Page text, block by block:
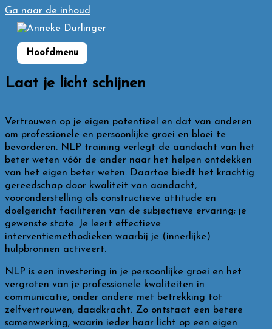
Ga naar de inhoud
Hoofdmenu
Laat je licht schijnen
Vertrouwen op je eigen potentieel en dat van anderen
om professionele en persoonlijke groei en bloei te
bevorderen. NLP training verlegt de aandacht van het
beter weten vóór de ander naar het helpen ontdekken
van het eigen beter weten. Daartoe biedt het krachtig
gereedschap door kwaliteit van aandacht,
vooronderstelling als constructieve attitude en
doelgericht faciliteren van de subjectieve ervaring; je
gewenste state. Je leert effectieve
interventiemethodieken waarbij je (innerlijke)
hulpbronnen activeert.
NLP is een investering in je persoonlijke groei en het
vergroten van je professionele kwaliteiten in
communicatie, onder andere met betrekking tot
zelfvertrouwen, daadkracht. Zo ontstaat een betere
samenwerking, waarin ieder haar licht op een eigen